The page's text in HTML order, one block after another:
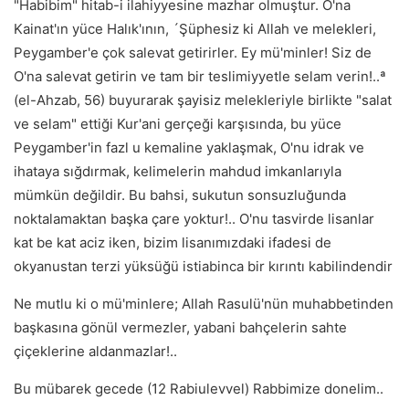
"Habibim" hitab-i ilahiyyesine mazhar olmuştur. O'na
Kainat'ın yüce Halık'ının, ´Şüphesiz ki Allah ve melekleri,
Peygamber'e çok salevat getirirler. Ey mü'minler! Siz de
O'na salevat getirin ve tam bir teslimiyyetle selam verin!..ª
(el-Ahzab, 56) buyurarak şayisiz melekleriyle birlikte "salat
ve selam" ettiği Kur'ani gerçeği karşısında, bu yüce
Peygamber'in fazl u kemaline yaklaşmak, O'nu idrak ve
ihataya sığdırmak, kelimelerin mahdud imkanlarıyla
mümkün değildir. Bu bahsi, sukutun sonsuzluğunda
noktalamaktan başka çare yoktur!.. O'nu tasvirde lisanlar
kat be kat aciz iken, bizim lisanımızdaki ifadesi de
okyanustan terzi yüksüğü istiabinca bir kırıntı kabilindendir
Ne mutlu ki o mü'minlere; Allah Rasulü'nün muhabbetinden
başkasına gönül vermezler, yabani bahçelerin sahte
çiçeklerine aldanmazlar!..
Bu mübarek gecede (12 Rabiulevvel) Rabbimize donelim..